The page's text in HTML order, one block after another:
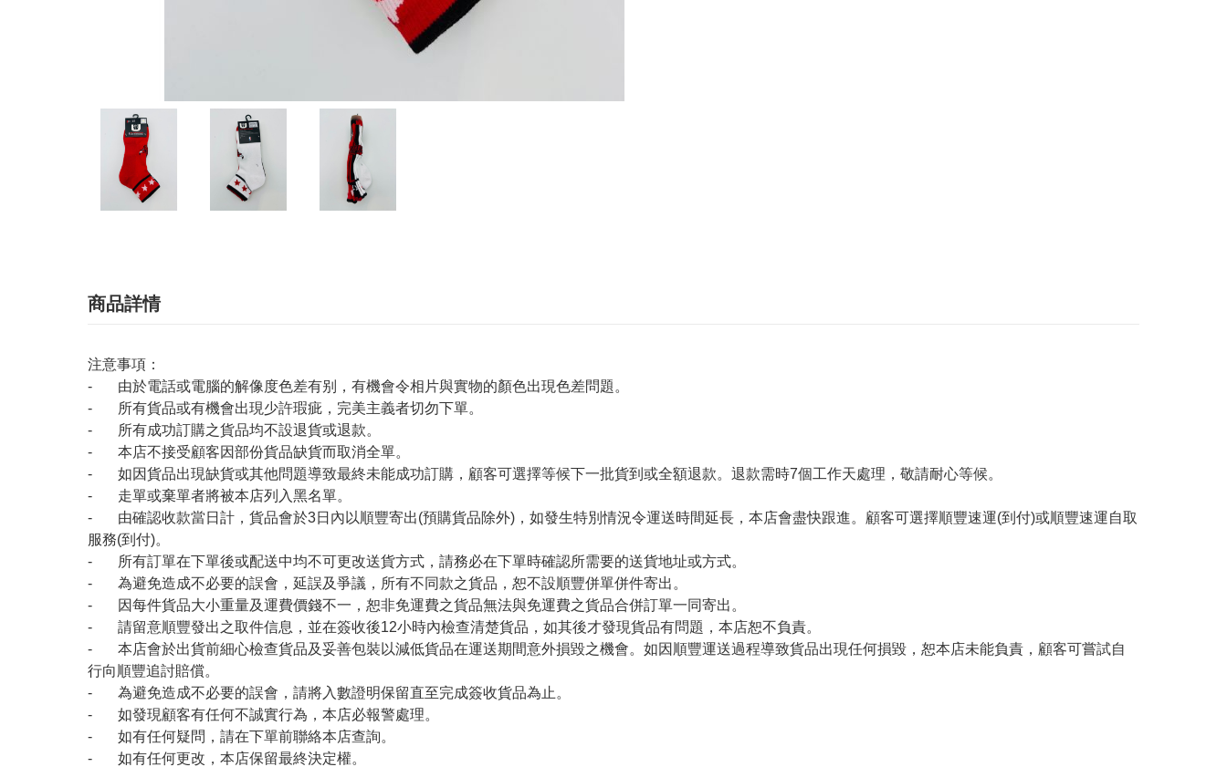
商品詳情
注意事項：
- 由於電話或電腦的解像度色差有别，有機會令相片與實物的顏色出現色差問題。
- 所有貨品或有機會出現少許瑕疵，完美主義者切勿下單。
- 所有成功訂購之貨品均不設退貨或退款。
- 本店不接受顧客因部份貨品缺貨而取消全單。
- 如因貨品出現缺貨或其他問題導致最終未能成功訂購，顧客可選擇等候下一批貨到或全額退款。退款需時7個工作天處理，敬請耐心等候。
- 走單或棄單者將被本店列入黑名單。
- 由確認收款當日計，貨品會於3日內以順豐寄出(預購貨品除外)，如發生特別情況令運送時間延長，本店會盡快跟進。顧客可選擇順豐速運(到付)或順豐速運自取
服務(到付)。
- 所有訂單在下單後或配送中均不可更改送貨方式，請務必在下單時確認所需要的送貨地址或方式。
- 為避免造成不必要的誤會，延誤及爭議，所有不同款之貨品，恕不設順豐併單併件寄出。
- 因每件貨品大小重量及運費價錢不一，恕非免運費之貨品無法與免運費之貨品合併訂單一同寄出。
- 請留意順豐發出之取件信息，並在簽收後12小時內檢查清楚貨品，如其後才發現貨品有問題，本店恕不負責。
- 本店會於出貨前細心檢查貨品及妥善包裝以減低貨品在運送期間意外損毀之機會。如因順豐運送過程導致貨品出現任何損毀，恕本店未能負責，顧客可嘗試自
行向順豐追討賠償。
- 為避免造成不必要的誤會，請將入數證明保留直至完成簽收貨品為止。
- 如發現顧客有任何不誠實行為，本店必報警處理。
- 如有任何疑問，請在下單前聯絡本店查詢。
- 如有任何更改，本店保留最終決定權。